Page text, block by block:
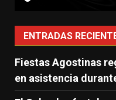
ENTRADAS
Fiestas Agostinas
en asistencia